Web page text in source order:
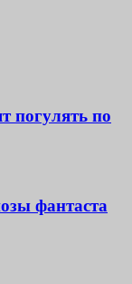
погулять по
фантаста